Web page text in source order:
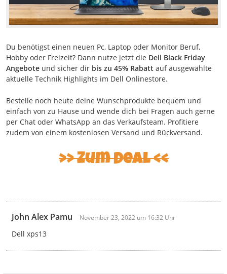
Du benötigst einen neuen Pc, Laptop oder Monitor Beruf,
Hobby oder Freizeit? Dann nutze jetzt die Dell Black Friday
Angebote und sicher dir bis zu 45% Rabatt auf ausgewählte
aktuelle Technik Highlights im Dell Onlinestore.
Bestelle noch heute deine Wunschprodukte bequem und
einfach von zu Hause und wende dich bei Fragen auch gerne
per Chat oder WhatsApp an das Verkaufsteam. Profitiere
zudem von einem kostenlosen Versand und Rückversand.
Zum Deal
John Alex Pamu November 23, 2022 um 16:32 Uhr
Dell xps13